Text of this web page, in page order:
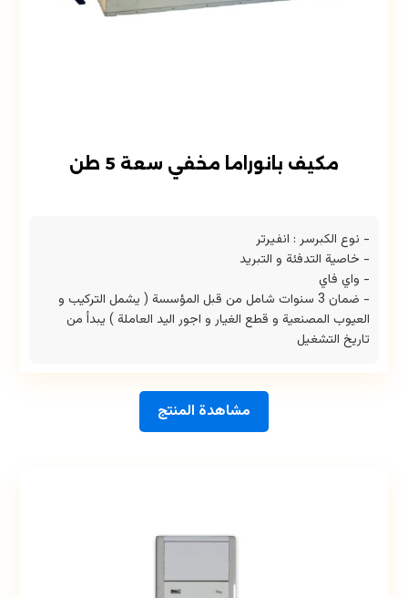
مكيف بانوراما مخفي سعة 5 طن
- نوع الكبرسر : انفيرتر
- خاصية التدفئة و التبريد
- واي فاي
- ضمان 3 سنوات شامل من قبل المؤسسة ( يشمل التركيب و
العيوب المصنعية و قطع الغيار و اجور اليد العاملة ) يبدأ من
تاريخ التشغيل
مشاهدة المنتج